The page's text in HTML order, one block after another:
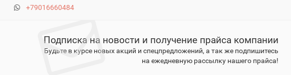
+79016660484
Подписка на новости и получение прайса компании
Будьте в курсе новых акций и спецпредложений, а так же подпишитесь
на ежедневную рассылку нашего прайса!